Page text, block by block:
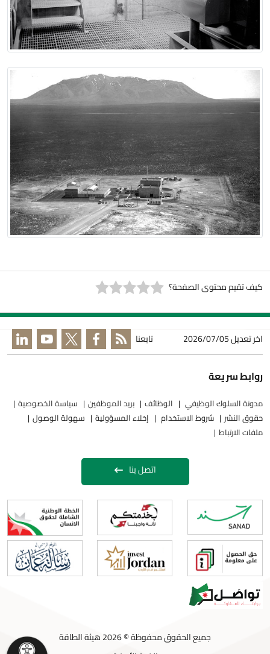
كيف تقيم محتوى الصفحة؟
اخر تعديل2026/07/05 تابعنا
روابط سريعة
مدونة السلوك الوظيفي الوظائف بريد الموظفين
سياسة الخصوصية
حقوق النشر
شروط الاستخدام إخلاء المسؤولية
سهولة الوصول
ملفات الارتباط
اتصل بنا
جميع الحقوق محفوظة © 2026 هيئة الطاقة